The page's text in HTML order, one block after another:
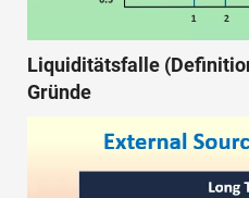
Liquiditätsfalle
Gründe